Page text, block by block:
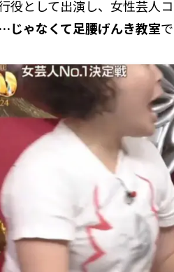
役として出演し、女性芸人
ゃなくて足腰げんき教室